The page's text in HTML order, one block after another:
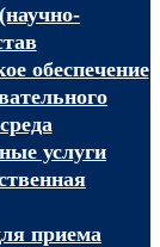
обеспечение
услуги
приема